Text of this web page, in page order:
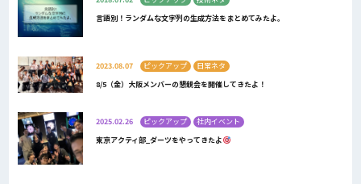
言語別！ランダムな文字列の生成方法をまとめてみたよ。
2023.08.07 ピックアップ
日常ネタ
8/5（金）大阪メンバーの懇親会を開催してきたよ！
2025.02.26 ピックアップ
社内イベント
東京アクティ部_ダーツをやってきたよ